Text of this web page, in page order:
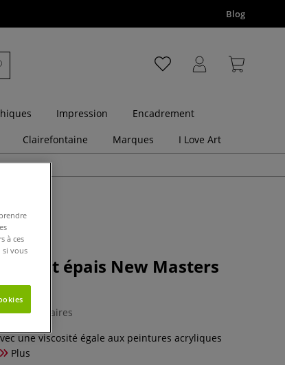
Blog
Impression
Encadrement
Clairefontaine Marques I Love Art
épais New Masters
Commentaires
une viscosité égale aux peintures acryliques
Plus
à ces
si vous